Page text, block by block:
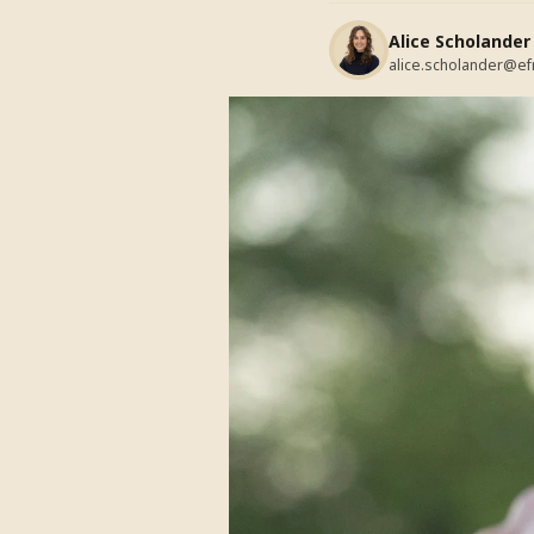
Alice Scholander